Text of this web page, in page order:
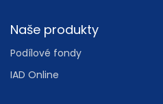
Footer
Naše produkty
Podílové fondy
IAD Online